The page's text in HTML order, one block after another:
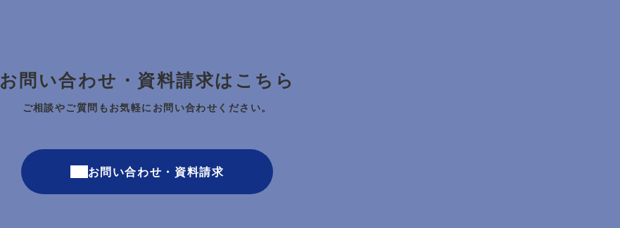
お問い合わせ・資料請求はこちら
ご相談やご質問もお気軽にお問い合わせください。
お問い合わせ・資料請求